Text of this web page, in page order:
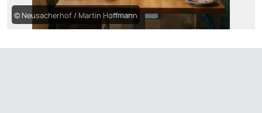
© Neusacherhof / Martin Hoffmann